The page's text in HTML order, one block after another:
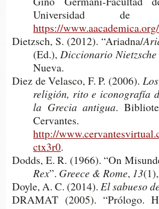
Universidad de
https://
Dietzsch, S. (2012). “Ariadna/
(Ed.), Dic­cio­na­rio Nietzsche
Nueva.
Diez de Velas­co, F. P. (2006).
reli­gión, rito e ico­no­gra­fía
la Gre­cia antigua.
Cervantes.
http://
ctx3r0.
Dodds, E. R. (1966). “On
Rex”. Gree­ce & Rome, 13
Doyle, A. C. (2014). El sabue­so
DRA­MAT (2005). “Pró­lo­go.